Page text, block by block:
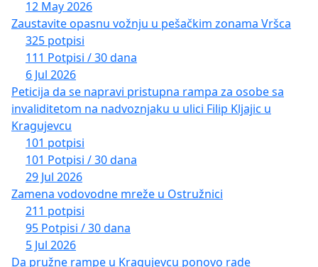
12 May 2026
Zaustavite opasnu vožnju u pešačkim zonama Vršca
325 potpisi
111 Potpisi / 30 dana
6 Jul 2026
Peticija da se napravi pristupna rampa za osobe sa
invaliditetom na nadvoznjaku u ulici Filip Kljajic u
Kragujevcu
101 potpisi
101 Potpisi / 30 dana
29 Jul 2026
Zamena vodovodne mreže u Ostružnici
211 potpisi
95 Potpisi / 30 dana
5 Jul 2026
Da pružne rampe u Kragujevcu ponovo rade